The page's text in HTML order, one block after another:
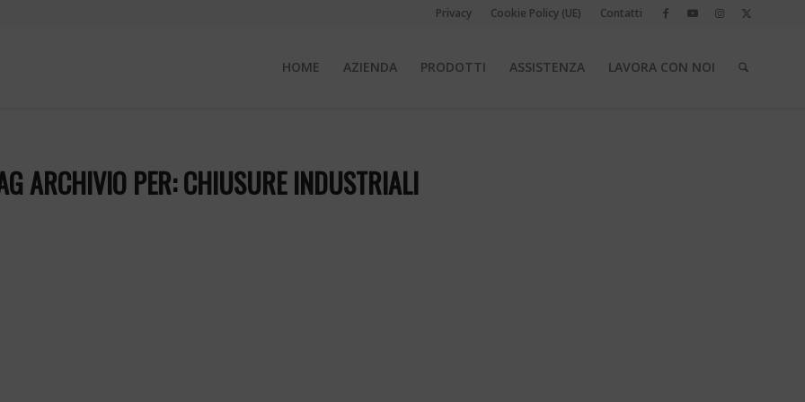
Privacy Cookie Policy (UE) Contatti
HOME AZIENDA PRODOTTI ASSISTENZA LAVORA CON NOI
ARCHIVIO PER:CHIUSURE INDUSTRIALI